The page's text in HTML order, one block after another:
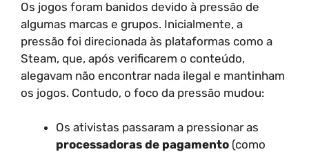
Os jogos foram banidos devido à pressão de
algumas marcas e grupos. Inicialmente, a
pressão foi direcionada às plataformas como a
Steam, que, após verificarem o conteúdo,
alegavam não encontrar nada ilegal e mantinham
os jogos. Contudo, o foco da pressão mudou:
Os ativistas passaram a pressionar as
processadoras de pagamento (como